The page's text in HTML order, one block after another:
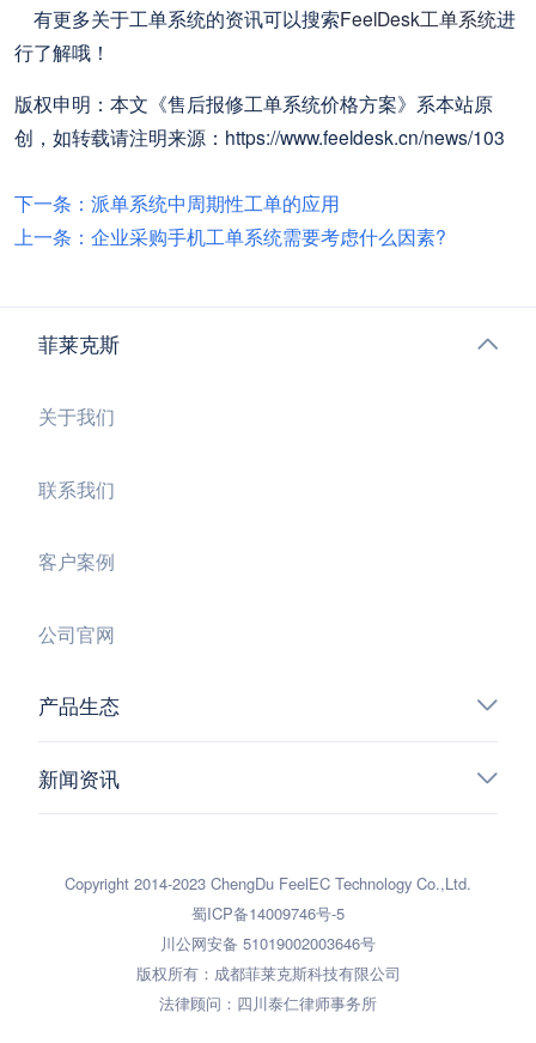
有更多关于工单系统的资讯可以搜索FeelDesk工单系统进
行了解哦！
版权申明：本文《售后报修工单系统价格方案》系本站原
创，如转载请注明来源：https://www.feeldesk.cn/news/103
下一条：派单系统中周期性工单的应用
上一条：企业采购手机工单系统需要考虑什么因素?
菲莱克斯
关于我们
联系我们
客户案例
公司官网
产品生态
新闻资讯
Copyright 2014-2023 ChengDu FeelEC Technology Co.,Ltd.
蜀ICP备14009746号-5
川公网安备 51019002003646号
版权所有：成都菲莱克斯科技有限公司
法律顾问：四川泰仁律师事务所